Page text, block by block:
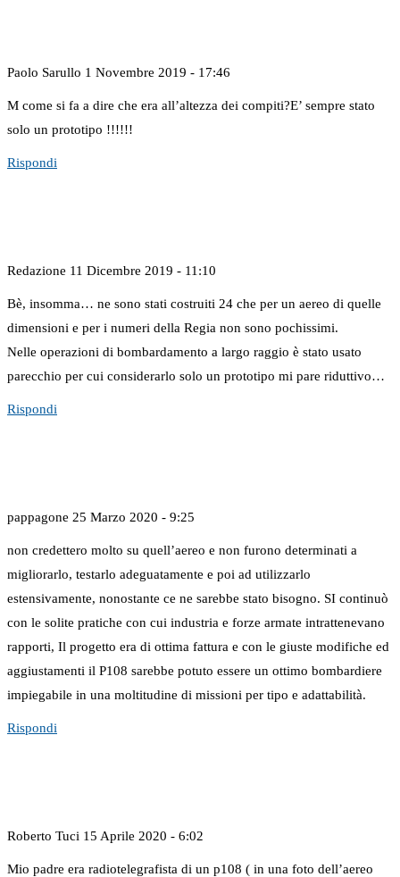
Paolo Sarullo 1 Novembre 2019 - 17:46
M come si fa a dire che era all’altezza dei compiti?E’ sempre stato
solo un prototipo !!!!!!
Rispondi
Redazione 11 Dicembre 2019 - 11:10
Bè, insomma… ne sono stati costruiti 24 che per un aereo di quelle
dimensioni e per i numeri della Regia non sono pochissimi.
Nelle operazioni di bombardamento a largo raggio è stato usato
parecchio per cui considerarlo solo un prototipo mi pare riduttivo…
Rispondi
pappagone 25 Marzo 2020 - 9:25
non credettero molto su quell’aereo e non furono determinati a
migliorarlo, testarlo adeguatamente e poi ad utilizzarlo
estensivamente, nonostante ce ne sarebbe stato bisogno. SI continuò
con le solite pratiche con cui industria e forze armate intrattenevano
rapporti, Il progetto era di ottima fattura e con le giuste modifiche ed
aggiustamenti il P108 sarebbe potuto essere un ottimo bombardiere
impiegabile in una moltitudine di missioni per tipo e adattabilità.
Rispondi
Roberto Tuci 15 Aprile 2020 - 6:02
Mio padre era radiotelegrafista di un p108 ( in una foto dell’aereo